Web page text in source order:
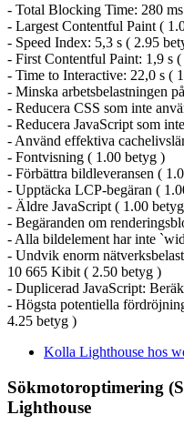
- Total Blocking Time: 280
- Largest Contentful Paint (
- Speed Index: 5,3 s ( 2.95
- First Contentful Paint: 1,9 s
- Time to Interactive: 22,0 s (
- Minska arbetsbelastningen
- Reducera CSS som inte
- Reducera JavaScript som
- Använd effektiva
- Fontvisning ( 1.00 betyg )
- Förbättra bildleveransen (
- Upptäcka LCP-begäran (
- Äldre JavaScript ( 1.00
- Begäranden om
- Alla bildelement har inte
- Undvik enorm
10 665 Kibit ( 2.50 betyg )
- Duplicerad JavaScript:
- Högsta potentiella
4.25 betyg )
Kolla Lighthouse hos
Sökmotoroptimering
Lighthouse